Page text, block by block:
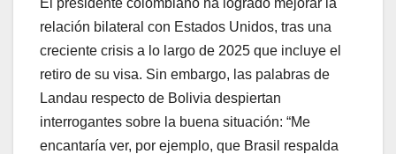
relación bilateral con Estados Unidos, tras una
creciente crisis a lo largo de 2025 que incluye el
retiro de su visa. Sin embargo, las palabras de
Landau respecto de Bolivia despiertan
interrogantes sobre la buena situación: “Me
encantaría ver, por ejemplo, que Brasil respalda